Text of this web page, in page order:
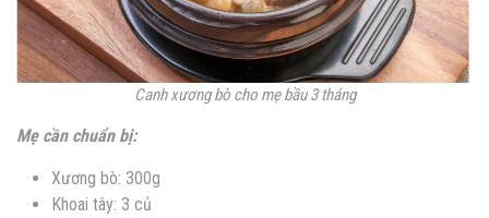
Canh xương bò cho mẹ bầu 3 tháng
Mẹ cần chuẩn bị:
Xương bò: 300g
Khoai tây: 3 củ